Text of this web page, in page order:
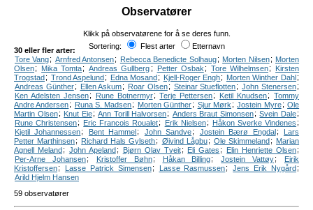
Observatører
Klikk på observatørene for å se deres funn.
Sortering:
Flest arter Etternavn
30 eller fler arter:
Tore Vang; Arnfred Antonsen; Rebecca Benedicte Solhaug; Morten Nilsen; Morten
Olsen; Mika Tomta; Andreas Gullberg ; Petter Osbak ; Tore Wilhelmsen;
Kirsten
Trogstad; Trond Aspelund; Edna Mosand; Kjell-Roger Engh; Morten Winther Dahl;
Andreas Günther; Ellen Askum; Roar Olsen; Steinar Stueflotten; John Stenersen;
Ken Adelsten Jensen; Rune Botnermyr ; Terje Pettersen; Ketil Knudsen; Tommy
Andre Andersen; Runa S. Madsen; Morten Günther; Sjur Mørk ; Jostein Myre; Ole
Martin Olsen ; Knut Eie; Ann Torill Halvorsen; Anders Braut Simonsen; Svein Dale;
Rune Christensen; Eric Francois Roualet; Erik Nielsen; Håkon Sverke Vindenes ;
Kjetil Johannessen; Bent Hammel; John Sandve; Jostein Bærø Engdal;
Lars
Petter Marthinsen; Richard Hals Gylseth; Øivind Lågbu; Ole Skimmeland; Marian
Agnell Meland; John Apeland; Bjørn Olav Tveit ; Eli Gates ; Elin Henriette Olsen;
Per-Arne Johansen; Kristoffer Bøhn; Håkan Billing; Jostein Vattøy;
Eirik
Kristoffersen; Lasse Patrick Simensen; Lasse Rasmussen; Jens Erik Nygård;
Arild Hjelm Hansen
59 observatører